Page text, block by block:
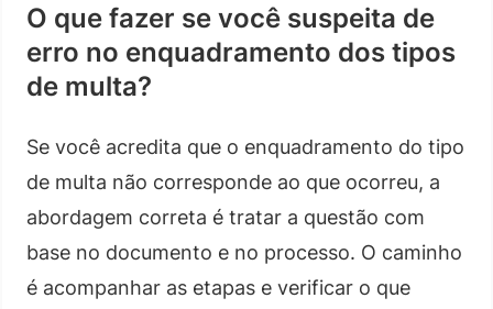
O que fazer se você suspeita de
erro no enquadramento dos tipos
de multa?
Se você acredita que o enquadramento do tipo
de multa não corresponde ao que ocorreu, a
abordagem correta é tratar a questão com
base no documento e no processo. O caminho
é acompanhar as etapas e verificar o que